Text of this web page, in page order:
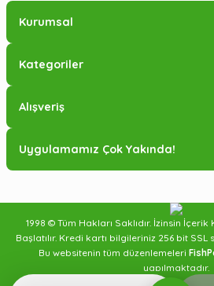
Kurumsal
Kategoriler
Alışveriş
Uygulamamız Çok Yakında!
1998 © Tüm Hakları Saklıdır. İzinsin İçerik
Başlatılır. Kredi kartı bilgileriniz 256 bit SSL
Bu websitenin tüm düzenlemeleri
yapılmaktadır.